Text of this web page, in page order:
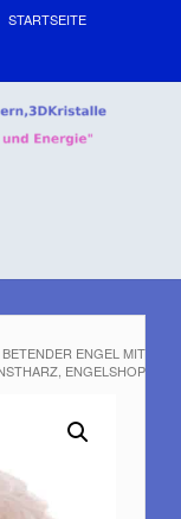
STARTSEITE
ENGEL MIT
ENGELSHOP